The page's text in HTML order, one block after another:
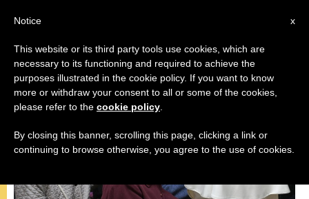
وثائق
x
Notice
This website or its third party tools use cookies, which are
necessary to its functioning and required to achieve the
purposes illustrated in the cookie policy. If you want to know
more or withdraw your consent to all or some of the cookies,
please refer to the cookie policy
By closing this banner, scrolling this page, clicking a link or
continuing to browse otherwise, you agree to the use of cookies.